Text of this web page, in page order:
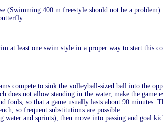
(Swimming 400 m freestyle should not be a
at least one swim style in a proper way to start this
compete to sink the volleyball-sized ball into the
not allow standing in the water, make the game
so that a game usually lasts about 90 minutes.
so frequent substitutions are possible.
and sprints), then move into passing and goal